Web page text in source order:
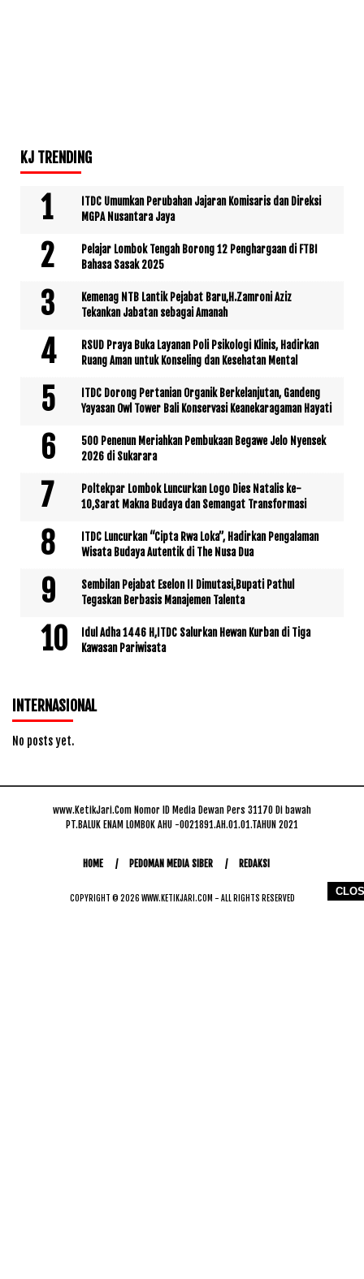
KJ TRENDING
ITDC Umumkan Perubahan Jajaran Komisaris dan Direksi
MGPA Nusantara Jaya
Pelajar Lombok Tengah Borong 12 Penghargaan di FTBI
Bahasa Sasak 2025
Kemenag NTB Lantik Pejabat Baru,H.Zamroni Aziz
Tekankan Jabatan sebagai Amanah
RSUD Praya Buka Layanan Poli Psikologi Klinis, Hadirkan
Ruang Aman untuk Konseling dan Kesehatan Mental
ITDC Dorong Pertanian Organik Berkelanjutan, Gandeng
Yayasan Owl Tower Bali Konservasi Keanekaragaman Hayati
500 Penenun Meriahkan Pembukaan Begawe Jelo Nyensek
2026 di Sukarara
Poltekpar Lombok Luncurkan Logo Dies Natalis ke-
10,Sarat Makna Budaya dan Semangat Transformasi
ITDC Luncurkan “Cipta Rwa Loka”, Hadirkan Pengalaman
Wisata Budaya Autentik di The Nusa Dua
Sembilan Pejabat Eselon II Dimutasi,Bupati Pathul
Tegaskan Berbasis Manajemen Talenta
Idul Adha 1446 H,ITDC Salurkan Hewan Kurban di Tiga
Kawasan Pariwisata
INTERNASIONAL
No posts yet.
www.KetikJari.Com Nomor ID Media Dewan Pers 31170 Di bawah
PT.BALUK ENAM LOMBOK AHU -0021891.AH.01.01.TAHUN 2021
HOME PEDOMAN MEDIA SIBER REDAKSI
COPYRIGHT © 2026 WWW.KETIKJARI.COM - ALL RIGHTS RESERVED